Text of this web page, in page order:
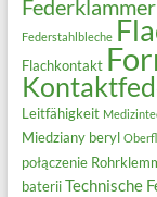
Federstahlbleche
Flachkontakt
Leitfähigkeit
Miedziany beryl
połączenie
baterii Technische